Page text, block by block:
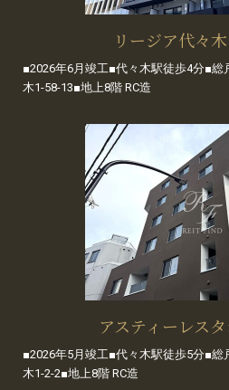
リージア代々
■2026年6月竣工■代々木駅徒歩4分■総
木1-58-13■地上8階 RC造
アスティーレス
■2026年5月竣工■代々木駅徒歩5分■総
木1-2-2■地上8階 RC造